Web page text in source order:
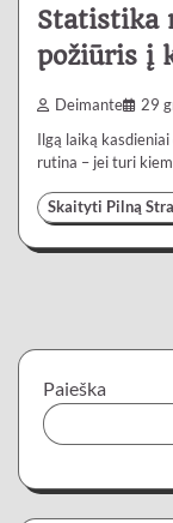
Statistika
požiūris į
Deimante 29
Ilgą laiką
rutina – jei turi
Skaityti Pilną
Paieška